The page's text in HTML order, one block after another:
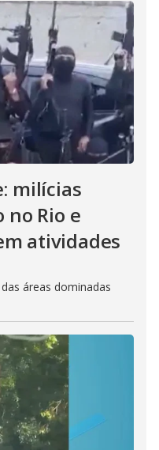
milícias
Rio e
atividades
áreas dominadas